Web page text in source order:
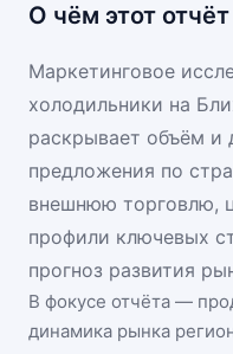
О чём этот отчёт
Маркетинговое
холодильники на
раскрывает объём и
предложения по
внешнюю торговлю,
профили ключевых
прогноз развития
В фокусе отчёта —
динамика рынка